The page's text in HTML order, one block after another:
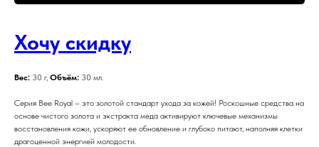
Хочу скидку
Вес: 30 г, Объём: 30 мл.
Серия Bee Royal – это золотой стандарт ухода за кожей! Роскошные средства на
основе чистого золота и экстракта меда активируют ключевые механизмы
восстановления кожи, ускоряют ее обновление и глубоко питают, наполняя клетки
драгоценной энергией молодости.